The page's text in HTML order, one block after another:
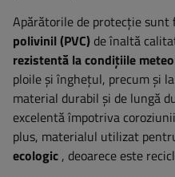
Apărătorile de protecție sunt
polivinil (PVC) de înaltă
rezistentă la condițiile
ploile și înghețul, precum și
material durabil și de lungă
excelentă împotriva
plus, materialul utilizat
ecologic , deoarece este